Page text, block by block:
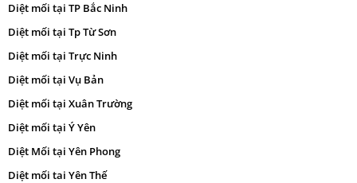
Diệt mối tại TP Bắc Ninh
Diệt mối tại Tp Từ Sơn
Diệt mối tại Trực Ninh
Diệt mối tại Vụ Bản
Diệt mối tại Xuân Trường
Diệt mối tại Ý Yên
Diệt Mối tại Yên Phong
Diệt mối tai Yên Thế